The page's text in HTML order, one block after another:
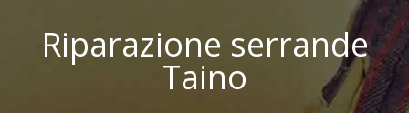
Riparazione serrande
Taino